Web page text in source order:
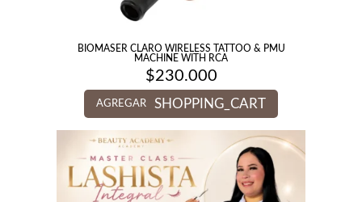
BIOMASER CLARO WIRELESS TATTOO & PMU
MACHINE WITH RCA
$230.000
AGREGAR SHOPPING_CART